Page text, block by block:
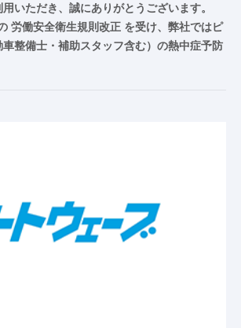
いただき、誠にありがとうございます。
労働安全衛生規則改正 を受け、弊社ではピ
車整備士・補助スタッフ含む）の熱中症予防